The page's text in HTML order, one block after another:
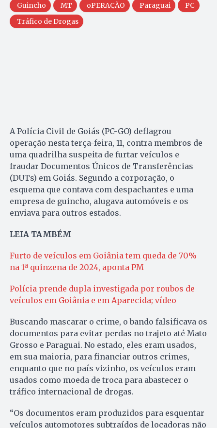
Guincho
MT oPERAÇÃO Paraguai
PC
Tráfico de Drogas
A Polícia Civil de Goiás (PC-GO) deflagrou
operação nesta terça-feira, 11, contra membros de
uma quadrilha suspeita de furtar veículos e
fraudar Documentos Únicos de Transferências
(DUTs) em Goiás. Segundo a corporação, o
esquema que contava com despachantes e uma
empresa de guincho, alugava automóveis e os
enviava para outros estados.
LEIA TAMBÉM
Furto de veículos em Goiânia tem queda de 70%
na 1ª quinzena de 2024, aponta PM
Polícia prende dupla investigada por roubos de
veículos em Goiânia e em Aparecida; vídeo
Buscando mascarar o crime, o bando falsificava os
documentos para evitar perdas no trajeto até Mato
Grosso e Paraguai. No estado, eles eram usados,
em sua maioria, para financiar outros crimes,
enquanto que no país vizinho, os veículos eram
usados como moeda de troca para abastecer o
tráfico internacional de drogas.
“Os documentos eram produzidos para esquentar
veículos automotores subtraídos de locadoras não